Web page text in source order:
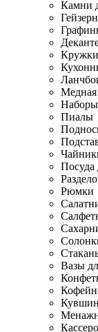
Камни
Кружки
Медная
Наборы
Пиалы
Посуда
Рюмки
Вазы